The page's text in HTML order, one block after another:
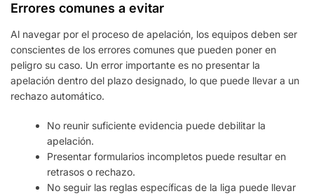
Errores comunes a evitar
Al navegar por el proceso de apelación, los equipos deben ser
conscientes de los errores comunes que pueden poner en
peligro su caso. Un error importante es no presentar la
apelación dentro del plazo designado, lo que puede llevar a un
rechazo automático.
No reunir suficiente evidencia puede debilitar la
apelación.
Presentar formularios incompletos puede resultar en
retrasos o rechazo.
No seguir las reglas específicas de la liga puede llevar